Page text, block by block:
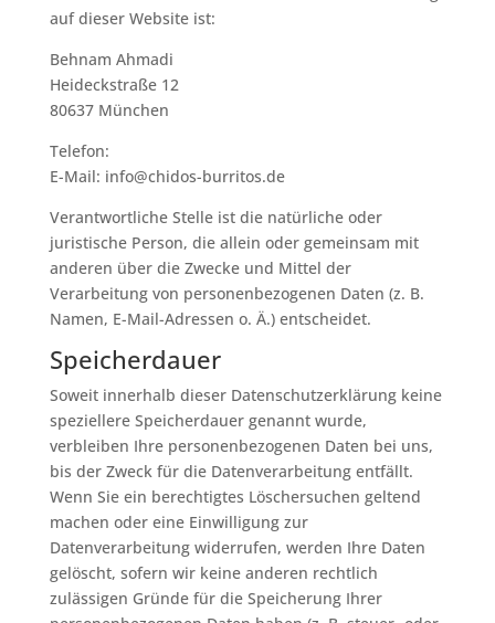
auf dieser Website ist:
Behnam Ahmadi
Heideckstraße 12
80637 München
Telefon:
E-Mail: info@chidos-burritos.de
Verantwortliche Stelle ist die natürliche oder
juristische Person, die allein oder gemeinsam mit
anderen über die Zwecke und Mittel der
Verarbeitung von personenbezogenen Daten (z. B.
Namen, E-Mail-Adressen o. Ä.) entscheidet.
Speicherdauer
Soweit innerhalb dieser Datenschutzerklärung keine
speziellere Speicherdauer genannt wurde,
verbleiben Ihre personenbezogenen Daten bei uns,
bis der Zweck für die Datenverarbeitung entfällt.
Wenn Sie ein berechtigtes Löschersuchen geltend
machen oder eine Einwilligung zur
Datenverarbeitung widerrufen, werden Ihre Daten
gelöscht, sofern wir keine anderen rechtlich
zulässigen Gründe für die Speicherung Ihrer